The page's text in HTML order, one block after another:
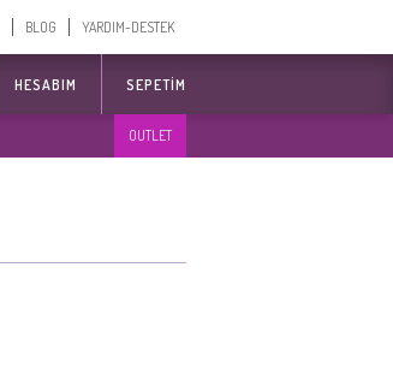
BLOG YARDIM-DESTEK
HESABIM SEPETIM
OUTLET